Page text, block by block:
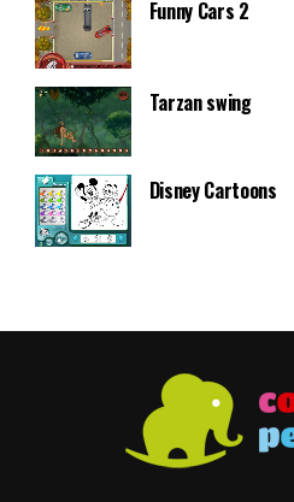
Funny Cars 2
Tarzan swing
Disney Cartoons